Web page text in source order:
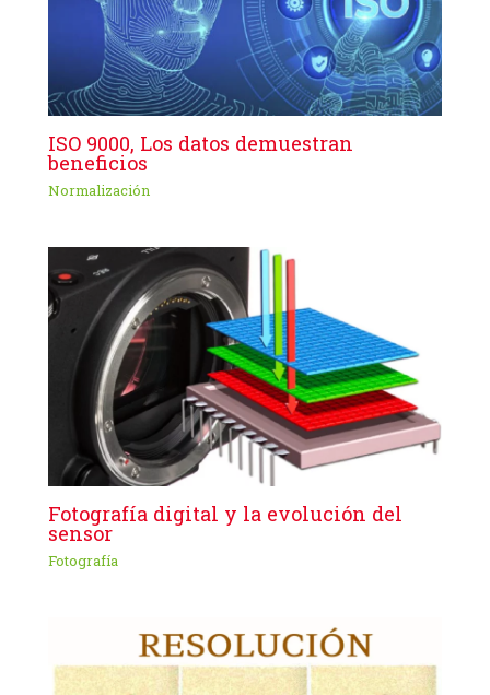
ISO 9000, Los datos demuestran
beneficios
Normalización
Fotografía digital y la evolución del
sensor
Fotografía